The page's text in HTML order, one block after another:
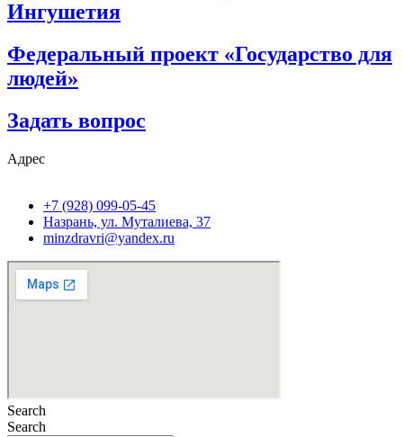
Ингушетия
Федеральный проект «Государство для
людей»
Задать вопрос
Адрес
+7 (928) 099-05-45
Назрань, ул. Муталиева, 37
minzdravri@yandex.ru
Search
Search